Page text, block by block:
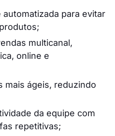
para evitar
multicanal,
online e
mais ágeis, reduzindo
da equipe com
repetitivas;